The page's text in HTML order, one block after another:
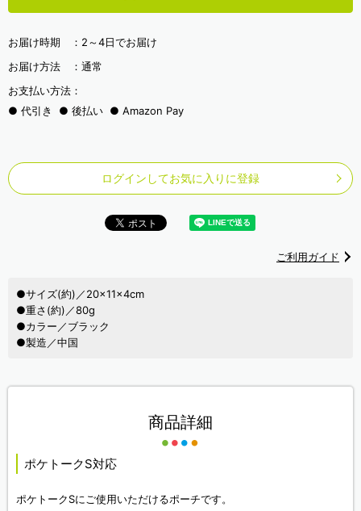
お届け時期 ： 2～4日でお届け
お届け方法 ： 通常
お支払い方法：
代引き
後払い Amazon Pay
ログインしてお気に入りに登録
ご利用ガイド
●サイズ(約)／20×11×4cm
●重さ(約)／80g
●カラー／ブラック
●製造／中国
商品詳細
ポケトークS対応
ポケトークSにご使用いただけるポーチです。